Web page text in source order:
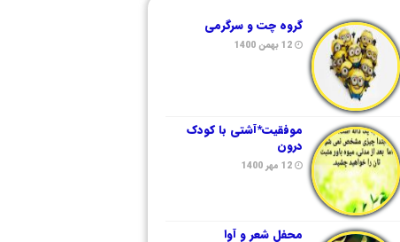
گروه چت و سرگرمی
12 بهمن 1400
موفقیت*آشتی با کودک
درون
12 مهر 1400
محفل شعر و آوا